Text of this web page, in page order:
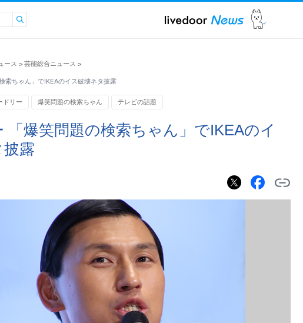
ース > 芸能総合ニュース >
索ちゃん」でIKEAのイス破壊ネタ披露
ドリー 爆笑問題の検索ちゃん テレビの話題
「爆笑問題の検索ちゃん」でIKEAのイ
披露